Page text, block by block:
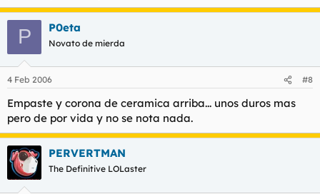
P P0eta
Novato de mierda
4 Feb 2006 #8
Empaste y corona de ceramica arriba... unos duros mas
pero de por vida y no se nota nada.
PERVERTMAN
The Definitive LOLaster